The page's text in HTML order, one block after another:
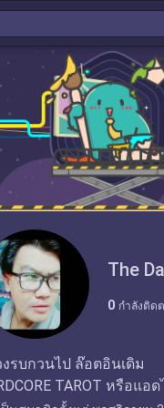
The
0 กำลังติด
รบกวนไป ล๊อตอินเดิม